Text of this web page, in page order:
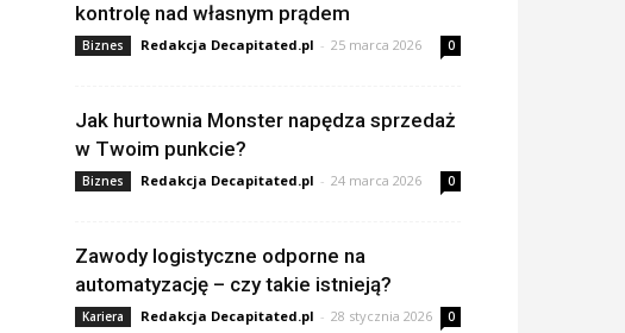
kontrolę nad własnym prądem
Biznes Redakcja Decapitated.pl - 25 marca 2026 0
Jak hurtownia Monster napędza sprzedaż
w Twoim punkcie?
Biznes Redakcja Decapitated.pl - 24 marca 2026 0
Zawody logistyczne odporne na
automatyzację – czy takie istnieją?
Kariera Redakcja Decapitated.pl - 28 stycznia 2026 0